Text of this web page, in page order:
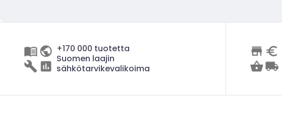
+170 000 tuotetta
Suomen laajin
sähkötarvikevalikoima